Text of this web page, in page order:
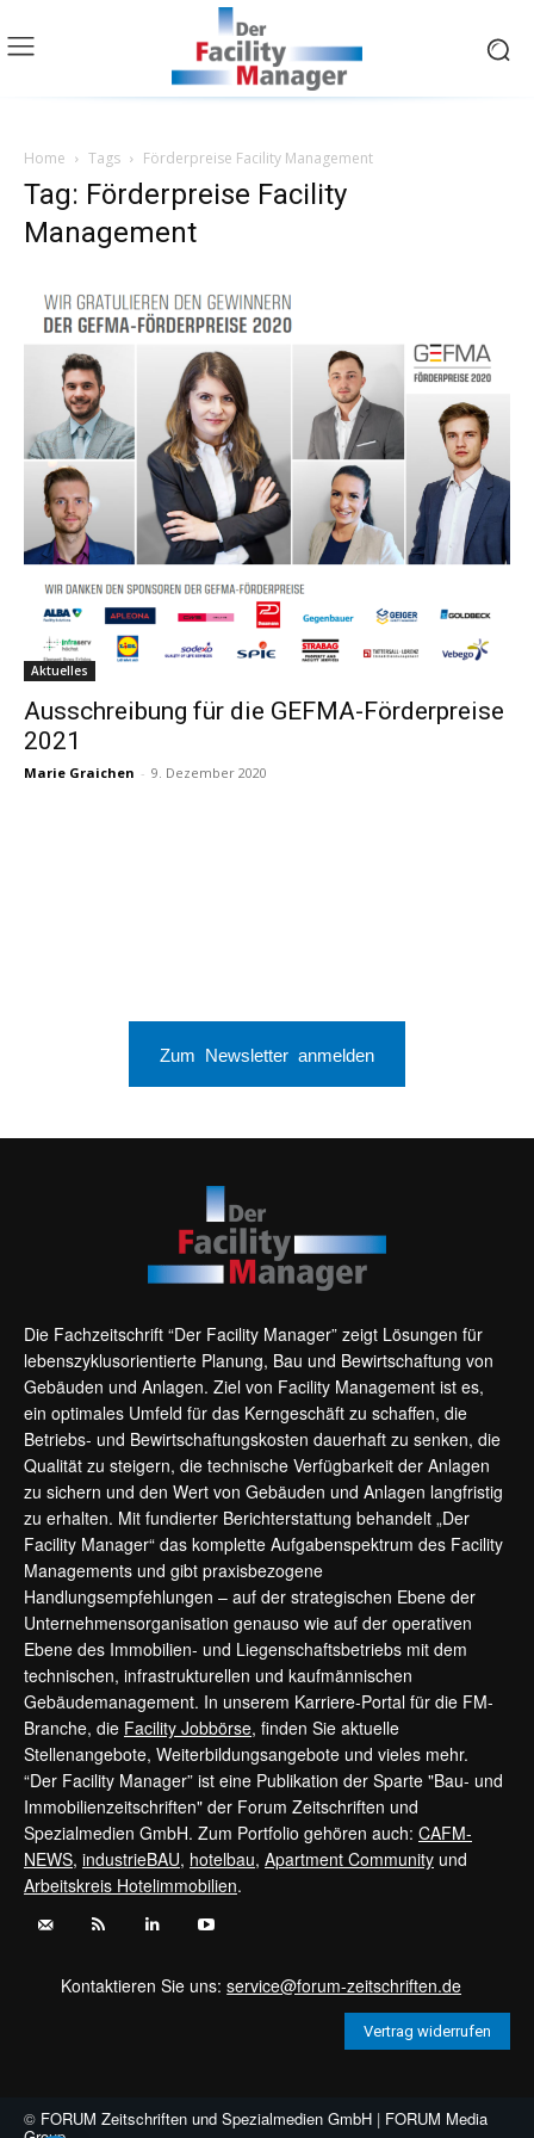
Home Tags Förderpreise Facility Management
Tag: Förderpreise Facility
Management
Aktuelles
Ausschreibung für die GEFMA-Förderpreise
2021
Marie Graichen - 9. Dezember 2020
Zum Newsletter anmelden
Die Fachzeitschrift “Der Facility Manager” zeigt Lösungen für
lebenszyklusorientierte Planung, Bau und Bewirtschaftung von
Gebäuden und Anlagen. Ziel von Facility Management ist es,
ein optimales Umfeld für das Kerngeschäft zu schaffen, die
Betriebs- und Bewirtschaftungskosten dauerhaft zu senken, die
Qualität zu steigern, die technische Verfügbarkeit der Anlagen
zu sichern und den Wert von Gebäuden und Anlagen langfristig
zu erhalten. Mit fundierter Berichterstattung behandelt „Der
Facility Manager“ das komplette Aufgabenspektrum des Facility
Managements und gibt praxisbezogene
Handlungsempfehlungen – auf der strategischen Ebene der
Unternehmensorganisation genauso wie auf der operativen
Ebene des Immobilien- und Liegenschaftsbetriebs mit dem
technischen, infrastrukturellen und kaufmännischen
Gebäudemanagement. In unserem Karriere-Portal für die FM-
Branche, die Facility Jobbörse, finden Sie aktuelle
Stellenangebote, Weiterbildungsangebote und vieles mehr.
“Der Facility Manager” ist eine Publikation der Sparte "Bau- und
Immobilienzeitschriften" der Forum Zeitschriften und
Spezialmedien GmbH. Zum Portfolio gehören auch: CAFM-
NEWS, industrieBAU, hotelbau, Apartment Community und
Arbeitskreis Hotelimmobilien.
Kontaktieren Sie uns:service@forum-zeitschriften.de
Vertrag widerrufen
© FORUM Zeitschriften und Spezialmedien GmbH | FORUM Media